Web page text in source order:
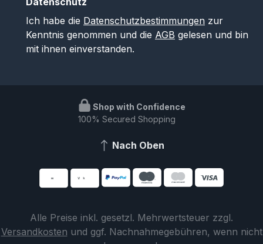
Ich habe die Datenschutzbestimmungen zur
Kenntnis genommen und die AGB gelesen und bin
mit ihnen einverstanden.
Shop with Confidence
100% Secured Shopping
Nach Oben
Alle Preise inkl. gesetzl. Mehrwertsteuer zzgl.
Versandkosten und ggf. Nachnahmegebühren, wenn nicht